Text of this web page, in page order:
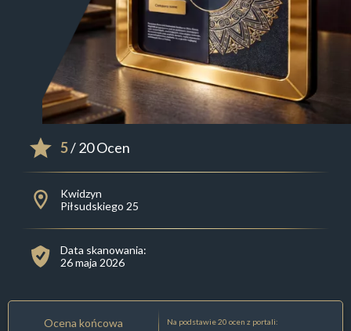
5/ 20 Ocen
Kwidzyn
Piłsudskiego 25
Data skanowania:
26 maja 2026
Ocena końcowa Na podstawie 20 ocen z portali: